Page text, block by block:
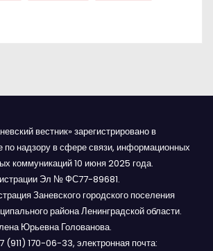
вестник» зарегистрировано в
надзору в сфере связи, информационных
коммуникаций 10 июня 2025 года.
Эл № ФС77-89681.
Заневского городского поселения
района Ленинградской области.
Юрьевна Голованова.
170-06-33, электронная почта: